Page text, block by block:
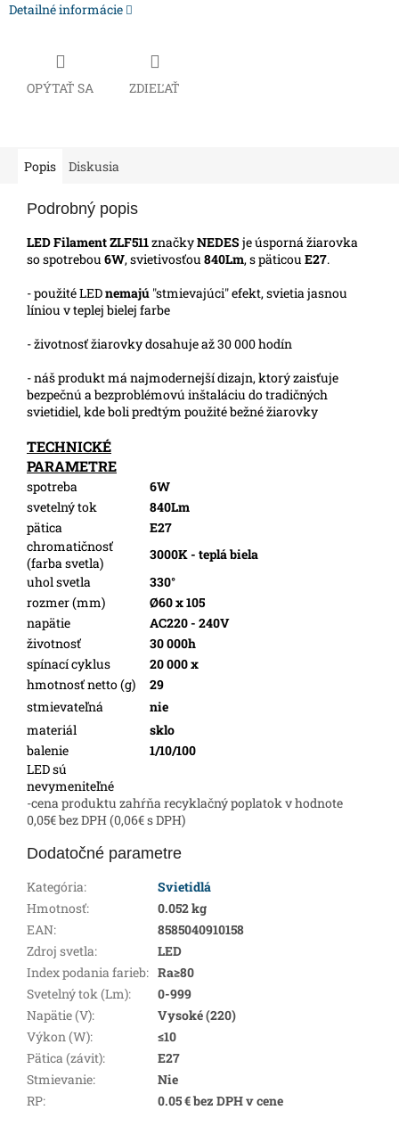
Detailné informácie
OPÝTAŤ SA ZDIEĽAŤ
Popis Diskusia
Podrobný popis
LED Filament ZLF511značkyNEDES je úsporná žiarovka
so spotrebou 6W, svietivosťou 840Lm, s päticou E27.
- použité LEDnemajú "stmievajúci" efekt, svietia jasnou
líniou v teplej bielej farbe
- životnosť žiarovky dosahuje až 30 000 hodín
- náš produkt má najmodernejší dizajn, ktorý zaisťuje
bezpečnú a bezproblémovú inštaláciu do tradičných
svietidiel, kde boli predtým použité bežné žiarovky
TECHNICKÉ
PARAMETRE
spotreba
6W
svetelný tok
840Lm
pätica
E27
chromatičnosť
(farba svetla)
3000K - teplá biela
uhol svetla
330°
rozmer (mm)
Ø60 x 105
napätie
AC220 - 240V
životnosť
30 000h
spínací cyklus
20 000 x
hmotnosť netto (g)
29
stmievateľná
nie
materiál
sklo
balenie
1/10/100
LED sú
nevymeniteľné
-cena produktu zahŕňa recyklačný poplatok v hodnote
0,05€ bez DPH (0,06€ s DPH)
Dodatočné parametre
Kategória:
Svietidlá
Hmotnosť:
0.052 kg
EAN:
8585040910158
Zdroj svetla:
LED
Index podania farieb: Ra≥80
Svetelný tok (Lm):
0-999
Napätie (V):
Vysoké (220)
Výkon (W):
≤10
Pätica (závit):
E27
Stmievanie:
Nie
RP: 0.05 € bez DPH v cene